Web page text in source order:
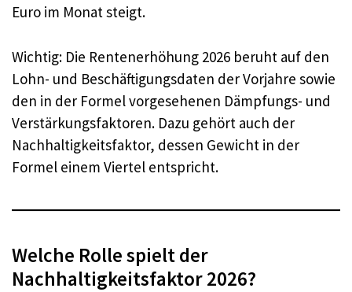
Euro im Monat steigt.
Wichtig: Die Rentenerhöhung 2026 beruht auf den
Lohn- und Beschäftigungsdaten der Vorjahre sowie
den in der Formel vorgesehenen Dämpfungs- und
Verstärkungsfaktoren. Dazu gehört auch der
Nachhaltigkeitsfaktor, dessen Gewicht in der
Formel einem Viertel entspricht.
Welche Rolle spielt der
Nachhaltigkeitsfaktor 2026?